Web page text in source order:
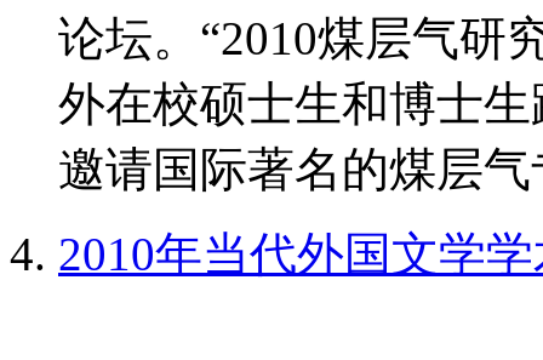
论坛。“2010煤层气研
外在校硕士生和博士
邀请国际著名的煤层
2010年当代外国文学